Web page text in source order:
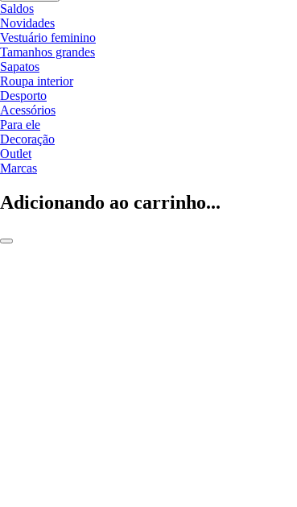
Saldos
Novidades
Vestuário feminino
Tamanhos grandes
Sapatos
Roupa interior
Desporto
Acessórios
Para ele
Decoração
Outlet
Marcas
Adicionando ao carrinho...